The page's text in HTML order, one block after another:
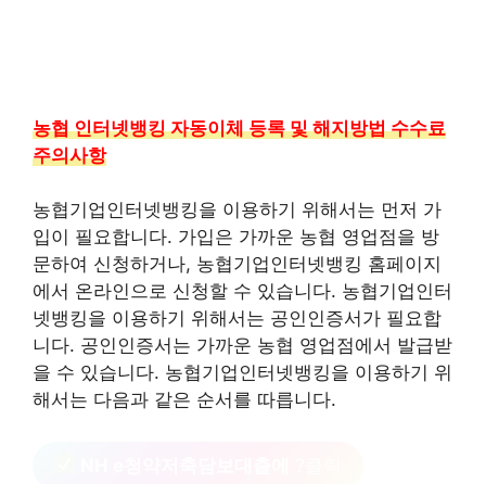
농협 인터넷뱅킹 자동이체 등록 및 해지방법 수수료
주의사항
농협기업인터넷뱅킹을 이용하기 위해서는 먼저 가
입이 필요합니다. 가입은 가까운 농협 영업점을 방
문하여 신청하거나, 농협기업인터넷뱅킹 홈페이지
에서 온라인으로 신청할 수 있습니다. 농협기업인터
넷뱅킹을 이용하기 위해서는 공인인증서가 필요합
니다. 공인인증서는 가까운 농협 영업점에서 발급받
을 수 있습니다. 농협기업인터넷뱅킹을 이용하기 위
해서는 다음과 같은 순서를 따릅니다.